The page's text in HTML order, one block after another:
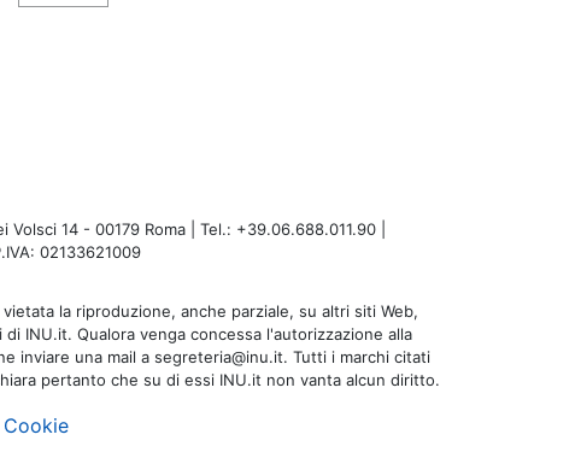
14 - 00179 Roma | Tel.: +39.06.688.011.90 |
02133621009
la riproduzione, anche parziale, su altri siti Web,
INU.it. Qualora venga concessa l'autorizzazione alla
inviare una mail a segreteria@inu.it. Tutti i marchi citati
pertanto che su di essi INU.it non vanta alcun diritto.